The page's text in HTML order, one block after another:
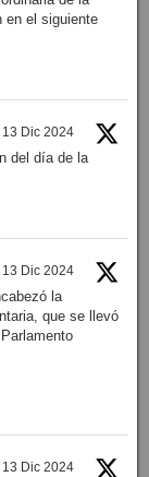
en el siguiente
13 Dic 2024
del día de la
13 Dic 2024
la
que se llevó
13 Dic 2024